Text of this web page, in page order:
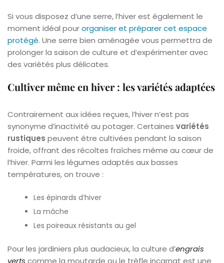
Si vous disposez d’une serre, l’hiver est également le
moment idéal pourorganiser et préparer cet espace
protégé. Une serre bien aménagée vous permettra de
prolonger la saison de culture et d’expérimenter avec
des variétés plus délicates.
Cultiver même en hiver : les variétés adaptées
Contrairement aux idées reçues, l’hiver n’est pas
synonyme d’inactivité au potager. Certaines variétés
rustiques peuvent être cultivées pendant la saison
froide, offrant des récoltes fraîches même au cœur de
l’hiver. Parmi les légumes adaptés aux basses
températures, on trouve :
Les épinards d’hiver
La mâche
Les poireaux résistants au gel
Pour les jardiniers plus audacieux, la culture d’engrais
verts comme la moutarde ou le trèfle incarnat est une